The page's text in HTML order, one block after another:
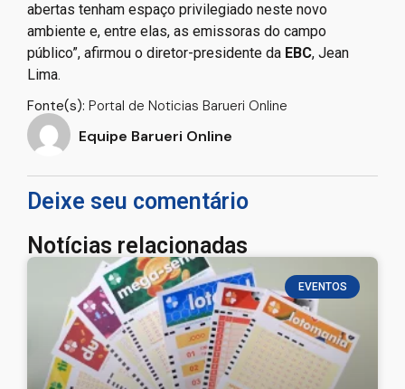
abertas tenham espaço privilegiado neste novo
ambiente e, entre elas, as emissoras do campo
público”, afirmou o diretor-presidente da EBC, Jean
Lima.
Fonte(s): Portal de Noticias Barueri Online
Equipe Barueri Online
Deixe seu comentário
Notícias relacionadas
EVENTOS